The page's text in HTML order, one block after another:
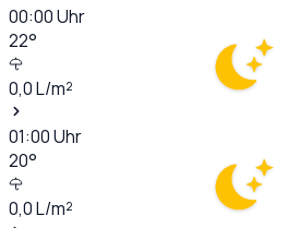
00:00Uhr
22°
0,0L/m²
01:00Uhr
20°
0,0L/m²